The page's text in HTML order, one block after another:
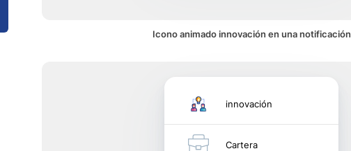
Icono animado innovación en una notificación
innovación
Cartera